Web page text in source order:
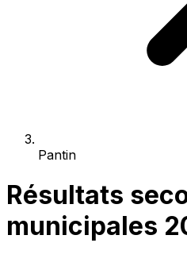
Pantin
Résultats
municipales